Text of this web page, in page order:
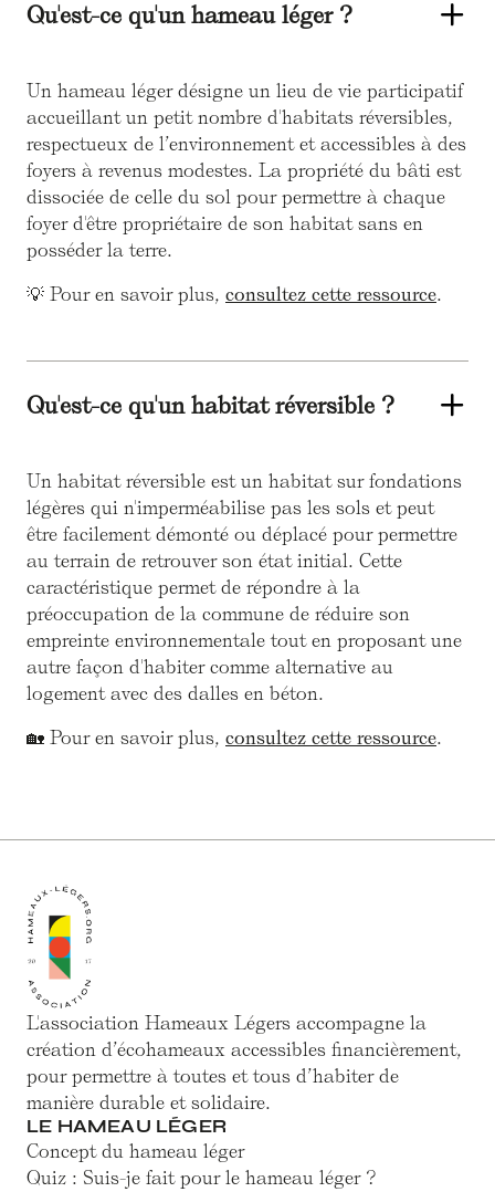
Qu'est-ce qu'un hameau léger ?
Un hameau léger désigne un lieu de vie participatif
accueillant un petit nombre d'habitats réversibles,
respectueux de l’environnement et accessibles à des
foyers à revenus modestes. La propriété du bâti est
dissociée de celle du sol pour permettre à chaque
foyer d'être propriétaire de son habitat sans en
posséder la terre.
💡 Pour en savoir plus, consultez cette ressource.
Qu'est-ce qu'un habitat réversible ?
Un habitat réversible est un habitat sur fondations
légères qui n'imperméabilise pas les sols et peut
être facilement démonté ou déplacé pour permettre
au terrain de retrouver son état initial. Cette
caractéristique permet de répondre à la
préoccupation de la commune de réduire son
empreinte environnementale tout en proposant une
autre façon d'habiter comme alternative au
logement avec des dalles en béton.
🏡 Pour en savoir plus, consultez cette ressource.
L'association Hameaux Légers accompagne la
création d’écohameaux accessibles financièrement,
pour permettre à toutes et tous d’habiter de
manière durable et solidaire.
LE HAMEAU LÉGER
Concept du hameau léger
Quiz : Suis-je fait pour le hameau léger ?